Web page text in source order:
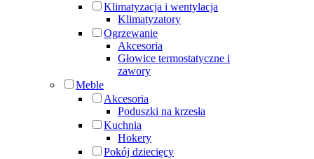
Klimatyzacja i wentylacja
Klimatyzatory
Ogrzewanie
Akcesoria
Głowice termostatyczne i
zawory
Meble
Akcesoria
Poduszki na krzesła
Kuchnia
Hokery
Pokój dziecięcy